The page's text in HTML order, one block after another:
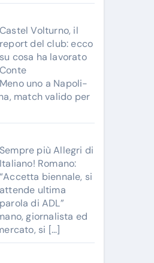
Castel Volturno, il
report del club: ecco
su cosa ha lavorato
Conte
Meno uno a Napoli-
match valido per
Sempre più Allegri di
Italiano! Romano:
“Accetta biennale, si
attende ultima
parola di ADL”
giornalista ed
si […]